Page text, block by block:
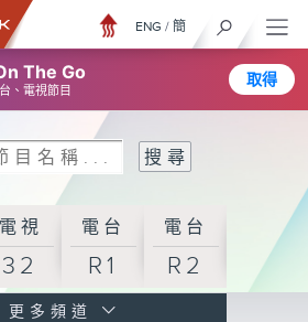
The Go
、電視節目
取得
ENG / 簡
電視
32
電台
R1
電台
R2
更多頻道